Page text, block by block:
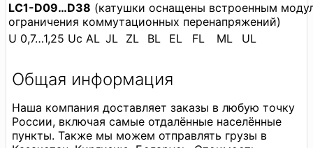
LC1-D09…D38 (катушки оснащены встроенным
ограничения коммутационных перенапряжений)
U 0,7…1,25 Uc AL JL ZL BL EL FL ML UL